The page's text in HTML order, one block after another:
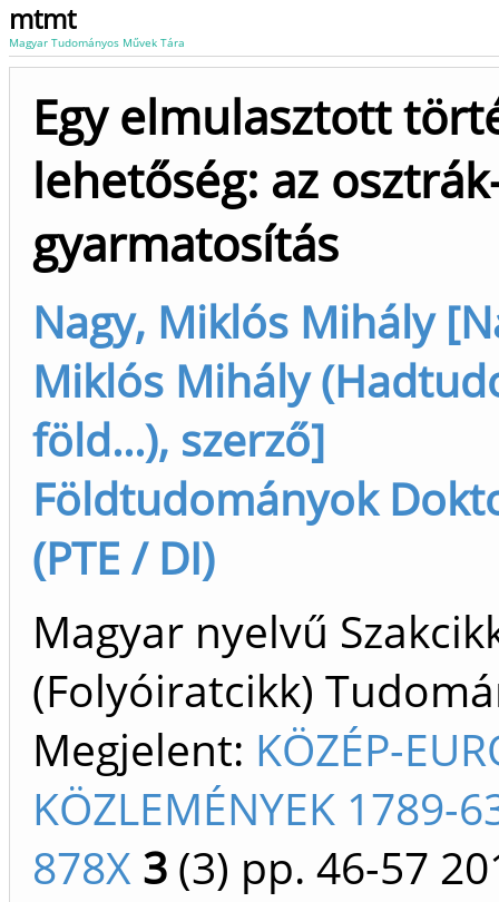
mtmt
Magyar Tudományos Művek Tára
Egy elmulasztott
lehetőség: az
gyarmatosítás
Nagy, Miklós Mihály
Miklós Mihály
föld...), szerző]
Földtudományok
(PTE / DI)
Magyar nyelvű
(Folyóiratcikk)
Megjelent: KÖZÉP-
KÖZLEMÉNYEK 1789-
878X 3 (3) pp. 46-57